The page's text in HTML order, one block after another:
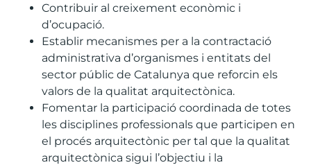
Contribuir al creixement econòmic i
d’ocupació.
Establir mecanismes per a la contractació
administrativa d’organismes i entitats del
sector públic de Catalunya que reforcin els
valors de la qualitat arquitectònica.
Fomentar la participació coordinada de totes
les disciplines professionals que participen en
el procés arquitectònic per tal que la qualitat
arquitectònica sigui l’objectiu i la